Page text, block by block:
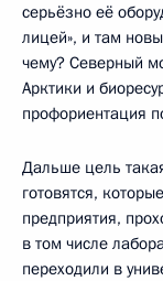
серьёзно её
лицей», и там
чему? Северный
Арктики и
профориентация
Дальше цель
готовятся,
предприятия,
в том числе
переходили в